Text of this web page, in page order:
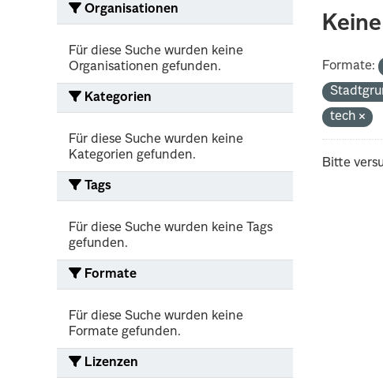
Organisationen
Für diese Suche wurden keine
Organisationen gefunden.
Kategorien
Für diese Suche wurden keine
Kategorien gefunden.
Tags
Für diese Suche wurden keine Tags
gefunden.
Formate
Für diese Suche wurden keine
Formate gefunden.
Lizenzen
Formate:
tech
Bitte